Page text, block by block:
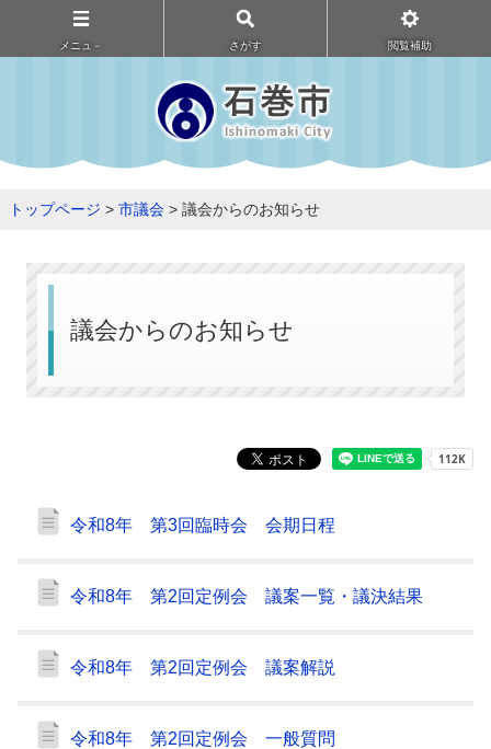
メニュ－ さがす 閲覧補助
トップページ > 市議会 > 議会からのお知らせ
議会からのお知らせ
令和8年 第3回臨時会 会期日程
令和8年 第2回定例会 議案一覧・議決結果
令和8年 第2回定例会 議案解説
令和8年 第2回定例会 一般質問